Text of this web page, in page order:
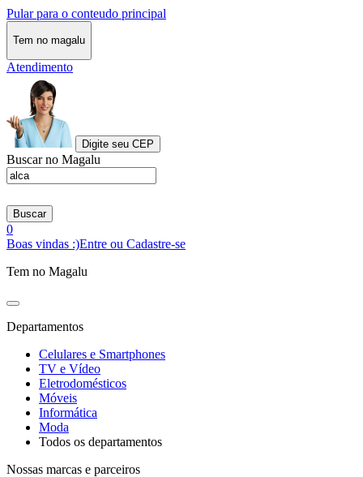
Pular para o conteudo principal
Tem no magalu
Atendimento
Digite seu CEP
Buscar no Magalu
Buscar
0
Boas vindas :)Entre ou Cadastre-se
Tem no Magalu
Departamentos
Celulares e Smartphones
TV e Vídeo
Eletrodomésticos
Móveis
Informática
Moda
Todos os departamentos
Nossas marcas e parceiros